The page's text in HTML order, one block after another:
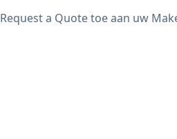
a Quote toe aan uw